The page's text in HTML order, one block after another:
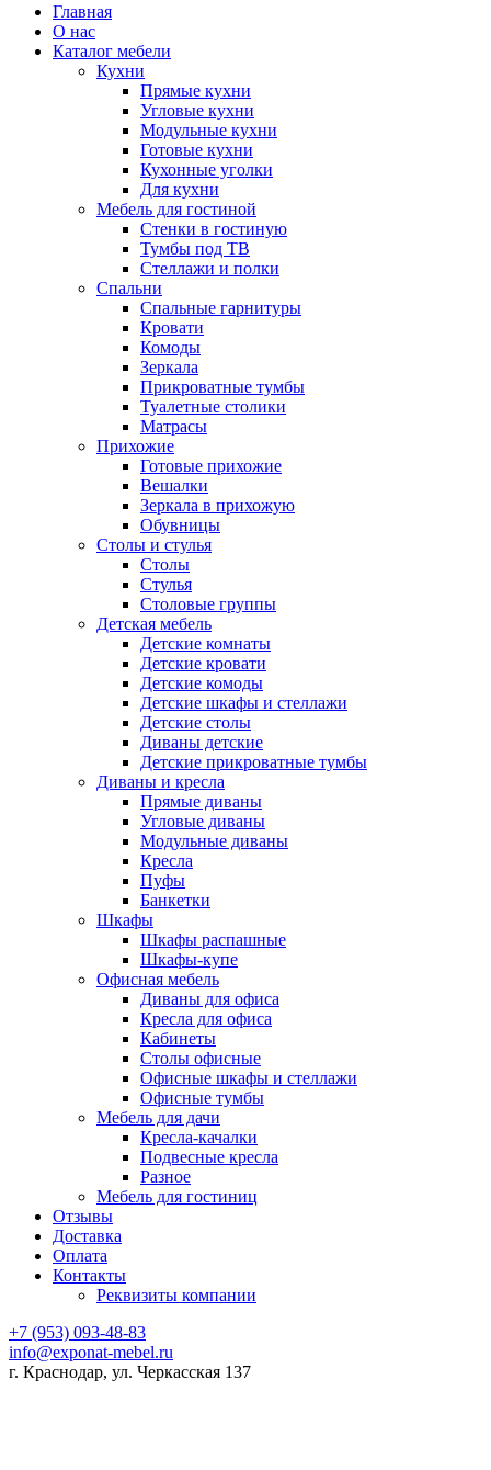
Главная
О нас
Каталог мебели
Кухни
Прямые кухни
Угловые кухни
Модульные кухни
Готовые кухни
Кухонные уголки
Для кухни
Мебель для гостиной
Стенки в гостиную
Тумбы под ТВ
Стеллажи и полки
Спальни
Спальные гарнитуры
Кровати
Комоды
Зеркала
Прикроватные тумбы
Туалетные столики
Матрасы
Прихожие
Готовые прихожие
Вешалки
Зеркала в прихожую
Обувницы
Столы и стулья
Столы
Стулья
Столовые группы
Детская мебель
Детские комнаты
Детские кровати
Детские комоды
Детские шкафы и стеллажи
Детские столы
Диваны детские
Детские прикроватные тумбы
Диваны и кресла
Прямые диваны
Угловые диваны
Модульные диваны
Кресла
Пуфы
Банкетки
Шкафы
Шкафы распашные
Шкафы-купе
Офисная мебель
Диваны для офиса
Кресла для офиса
Кабинеты
Столы офисные
Офисные шкафы и стеллажи
Офисные тумбы
Мебель для дачи
Кресла-качалки
Подвесные кресла
Разное
Мебель для гостиниц
Отзывы
Доставка
Оплата
Контакты
Реквизиты компании
+7 (953) 093-48-83
info@exponat-mebel.ru
г. Краснодар, ул. Черкасская 137